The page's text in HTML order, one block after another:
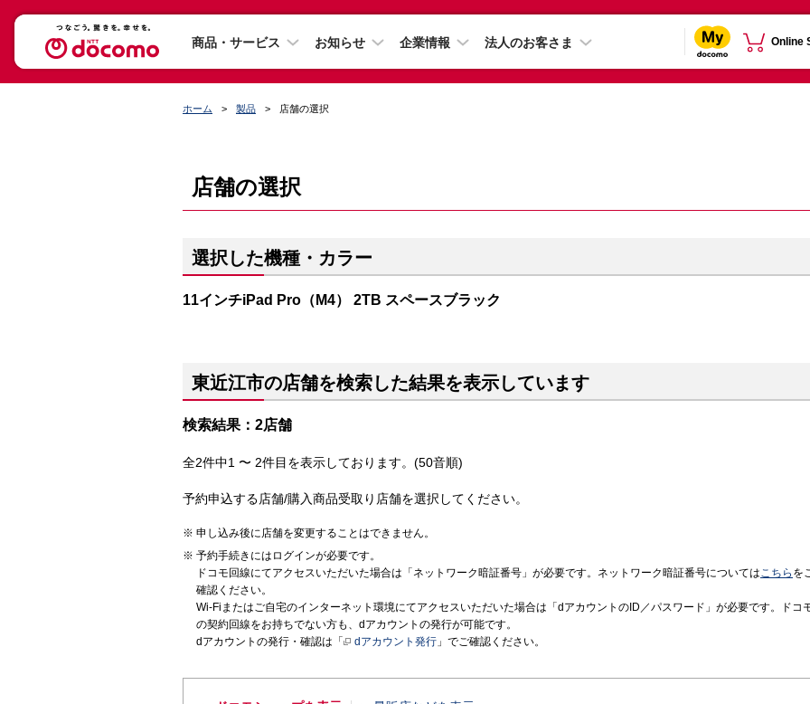
商品・サービス お知らせ 企業情報 法人のお客さま Online
ホーム 製品 店舗の選択
店舗の選択
選択した機種・カラー
11インチiPad Pro（M4） 2TB スペースブラック
東近江市の店舗を検索した結果を表示しています
検索結果：2店舗
全2件中1 〜 2件目を表示しております。(50音順)
予約申込する店舗/購入商品受取り店舗を選択してください。
申し込み後に店舗を変更することはできません。
予約手続きにはログインが必要です。
ドコモ回線にてアクセスいただいた場合は「ネットワーク暗証番号」が必要です。ネットワーク暗証番号についてはこちら を
確認ください。
Wi-Fiまたはご自宅のインターネット環境にてアクセスいただいた場合は「dアカウントのID／パスワード」が必要です。ドコ
の契約回線をお持ちでない方も、dアカウントの発行が可能です。
dアカウントの発行・確認は「
dアカウント発行 」でご確認ください。